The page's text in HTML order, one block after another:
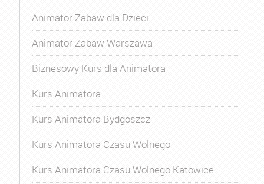
Animator Zabaw dla Dzieci
Animator Zabaw Warszawa
Biznesowy Kurs dla Animatora
Kurs Animatora
Kurs Animatora Bydgoszcz
Kurs Animatora Czasu Wolnego
Kurs Animatora Czasu Wolnego Katowice